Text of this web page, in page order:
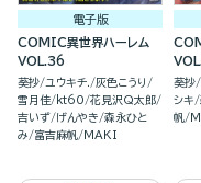
電子版
COMIC異世界ハーレム
VOL.36
葵抄 ユウキチ. 灰色こうり
雪月佳
kt60 花見沢Q太郎
吉いず げんやき 森永ひと
み
富吉麻帆 MAKI
葵抄
シキ
帆